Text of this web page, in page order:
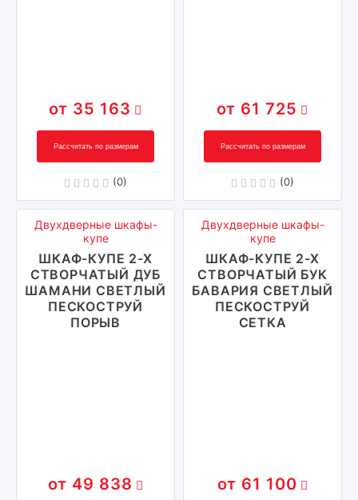
35 163
Рассчитать по размерам
(0)
61 725
Рассчитать по размерам
(0)
Двухдверные шкафы-
купе
ШКАФ-КУПЕ 2-Х
СТВОРЧАТЫЙ ДУБ
ШАМАНИ СВЕТЛЫЙ
ПЕСКОСТРУЙ
ПОРЫВ
49 838
Двухдверные шкафы-
купе
ШКАФ-КУПЕ 2-Х
СТВОРЧАТЫЙ БУК
БАВАРИЯ СВЕТЛЫЙ
ПЕСКОСТРУЙ
СЕТКА
61 100